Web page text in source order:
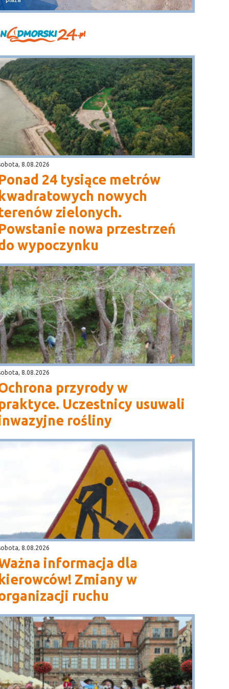
8.08.2026
24 tysiące metrów
kwadratowych nowych
zielonych.
nowa przestrzeń
wypoczynku
8.08.2026
przyrody w
Uczestnicy usuwali
rośliny
8.08.2026
informacja dla
kierowców! Zmiany w
ruchu